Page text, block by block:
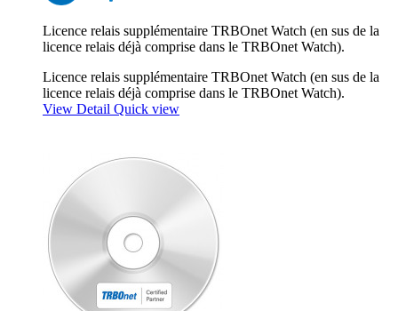
Licence relais supplémentaire TRBOnet Watch (en sus de la
licence relais déjà comprise dans le TRBOnet Watch).
Licence relais supplémentaire TRBOnet Watch (en sus de la
licence relais déjà comprise dans le TRBOnet Watch).
View Detail Quick view